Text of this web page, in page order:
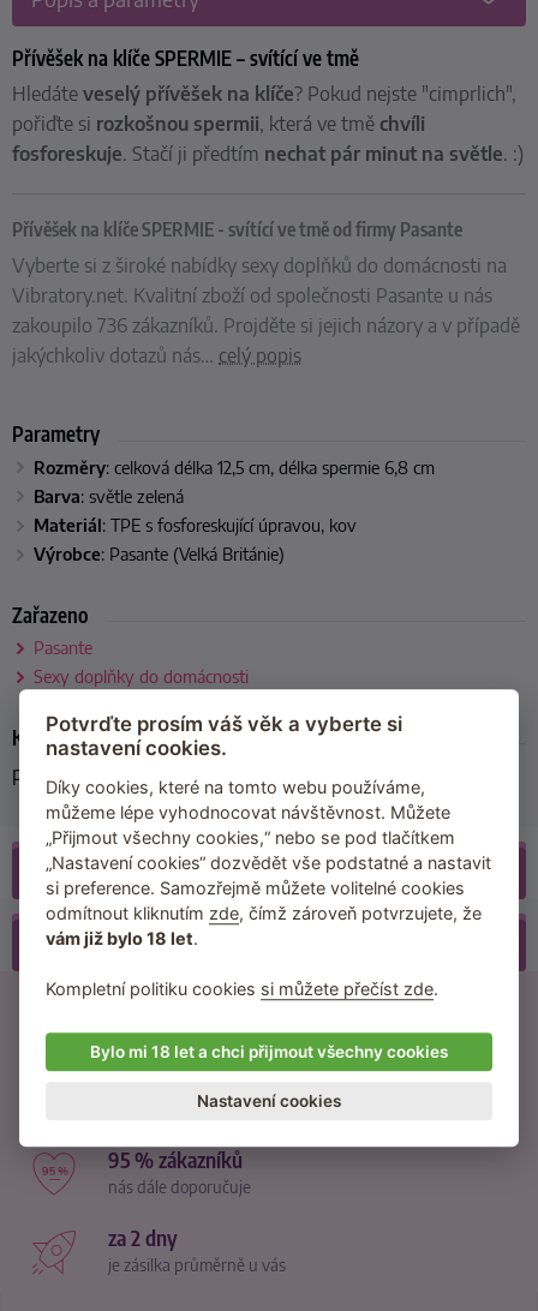
Přívěšek na klíče SPERMIE – svítící ve tmě
Hledáte veselý přívěšek na klíče? Pokud nejste "cimprlich",
pořiďte si rozkošnou spermii, která ve tmě chvíli
fosforeskuje. Stačí ji předtím nechat pár minut na světle. :)
Přívěšek na klíče SPERMIE - svítící ve tmě od firmy Pasante
Vyberte si z široké nabídky sexy doplňků do domácnosti na
Vibratory.net. Kvalitní zboží od společnosti Pasante u nás
zakoupilo 736 zákazníků. Projděte si jejich názory a v případě
jakýchkoliv dotazů nás… celý popis
Parametry
Rozměry: celková délka 12,5 cm, délka spermie 6,8 cm
Barva: světle zelená
Materiál: TPE s fosforeskující úpravou, kov
Výrobce: Pasante (Velká Británie)
Zařazeno
Pasante
Sexy doplňky do domácnosti
Kód produktu
privesek_spermie
Recenze(1)
Příslušenství
21500 recenzí
od reálných zákazníků
370 návodů
inspirace na nové praktiky
95 % zákazníků
nás dále doporučuje
za 2 dny
je zásilka průměrně u vás
Potvrďte prosím váš věk a vyberte si
nastavení cookies.
Díky cookies, které na tomto webu používáme,
můžeme lépe vyhodnocovat návštěvnost. Můžete
„Přijmout všechny cookies,“ nebo se pod tlačítkem
„Nastavení cookies“ dozvědět vše podstatné a nastavit
si preference. Samozřejmě můžete volitelné cookies
odmítnout kliknutím zde, čímž zároveň potvrzujete, že
vám již bylo 18 let.
Kompletní politiku cookies si můžete přečíst zde.
Bylo mi 18 let a chci přijmout všechny cookies
Nastavení cookies